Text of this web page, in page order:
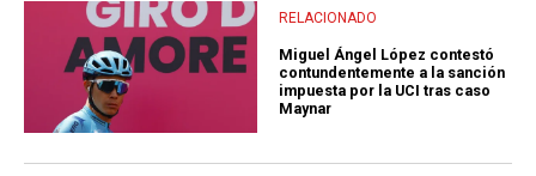
RELACIONADO
Miguel Ángel López contestó
contundentemente a la sanción
impuesta por la UCI tras caso
Maynar